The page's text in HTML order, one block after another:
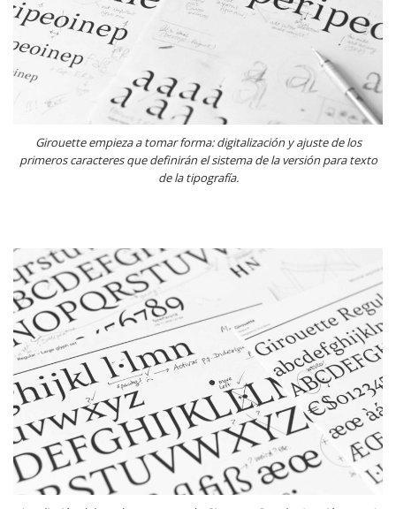
Girouette empieza a tomar forma: digitalización y ajuste de los
primeros caracteres que definirán el sistema de la versión para texto
de la tipografía.